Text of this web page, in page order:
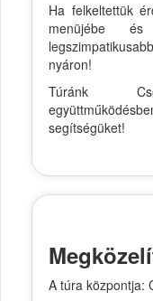
Ha felkeltettük
menüjébe
nyáron!
Túránk
segítségüket!
A túra központja: